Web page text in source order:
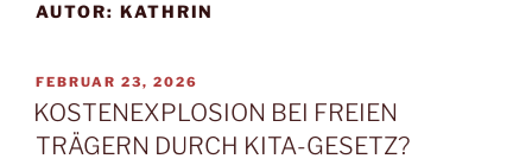
AUTOR: KATHRIN
VERÖFFENTLICHT
AM
FEBRUAR 23, 2026
KOSTENEXPLOSION BEI FREIEN
TRÄGERN DURCH KITA-GESETZ?